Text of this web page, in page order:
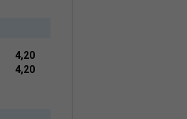
4,20
4,20